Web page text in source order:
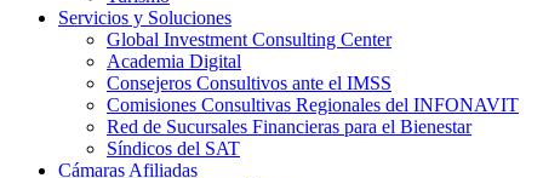
Servicios y Soluciones
Global Investment Consulting Center
Academia Digital
Consejeros Consultivos ante el IMSS
Comisiones Consultivas Regionales del INFONAVIT
Red de Sucursales Financieras para el Bienestar
Síndicos del SAT
Cámaras Afiliadas